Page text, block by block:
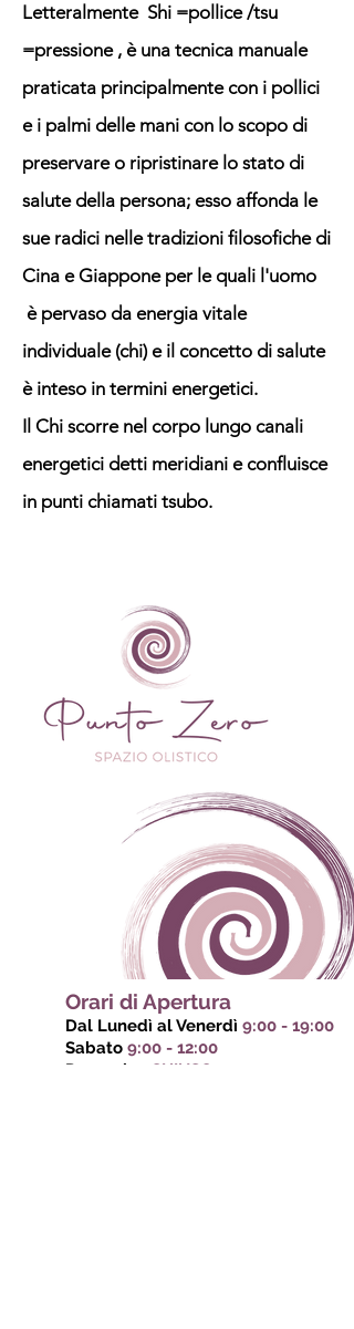
Letteralmente Shi =pollice /tsu
=pressione , è una tecnica manuale
praticata principalmente con i pollici
e i palmi delle mani con lo scopo di
preservare o ripristinare lo stato di
salute della persona; esso affonda le
sue radici nelle tradizioni filosofiche di
Cina e Giappone per le quali l'uomo
è pervaso da energia vitale
individuale (chi) e il concetto di salute
è inteso in termini energetici.
Il Chi scorre nel corpo lungo canali
energetici detti meridiani e confluisce
in punti chiamati tsubo.
Orari di Apertura
Dal Lunedì al Venerdì 9:00 - 19:00
Sabato 9:00 - 12:00
Domenica
CHIUSO